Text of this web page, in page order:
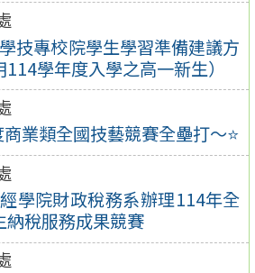
技專校院學生學習準備建議方
學年度入學之高一新生）
業類全國技藝競賽全壘打～⭐
學院財政稅務系辦理114年全
納稅服務成果競賽